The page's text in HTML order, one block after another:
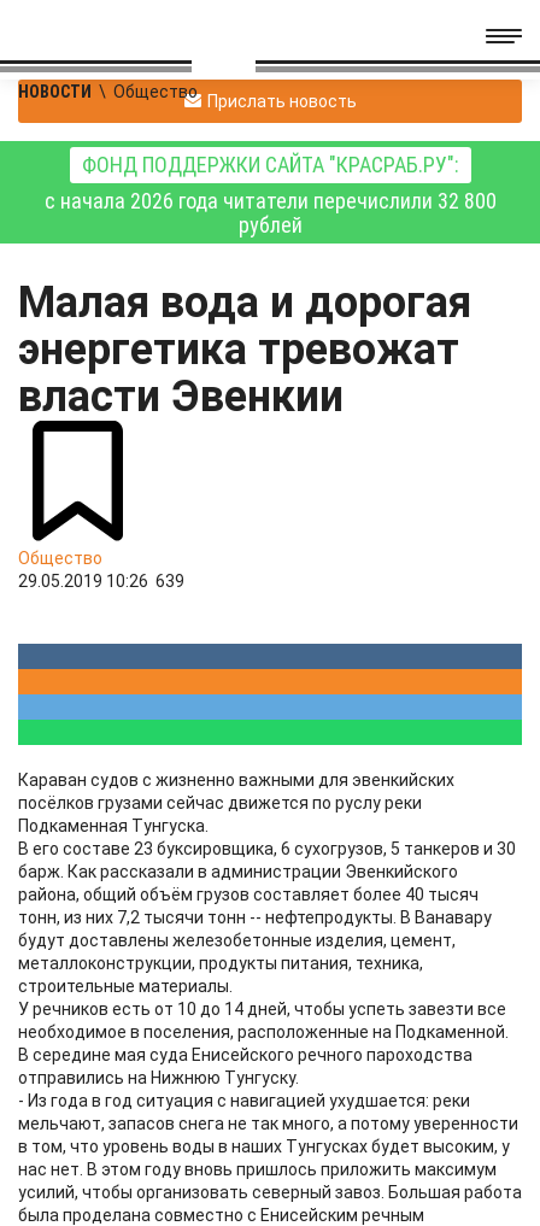
НОВОСТИ \ Общество Прислать новость
ФОНД ПОДДЕРЖКИ САЙТА "КРАСРАБ.РУ":
с начала 2026 года читатели перечислили 32 800
рублей
Малая вода и дорогая
энергетика тревожат
власти Эвенкии
Общество
29.05.2019 10:26 639
Караван судов с жизненно важными для эвенкийских
посёлков грузами сейчас движется по руслу реки
Подкаменная Тунгуска.
В его составе 23 буксировщика, 6 сухогрузов, 5 танкеров и 30
барж. Как рассказали в администрации Эвенкийского
района, общий объём грузов составляет более 40 тысяч
тонн, из них 7,2 тысячи тонн -- нефтепродукты. В Ванавару
будут доставлены железобетонные изделия, цемент,
металлоконструкции, продукты питания, техника,
строительные материалы.
У речников есть от 10 до 14 дней, чтобы успеть завезти все
необходимое в поселения, расположенные на Подкаменной.
В середине мая суда Енисейского речного пароходства
отправились на Нижнюю Тунгуску.
- Из года в год ситуация с навигацией ухудшается: реки
мельчают, запасов снега не так много, а потому уверенности
в том, что уровень воды в наших Тунгусках будет высоким, у
нас нет. В этом году вновь пришлось приложить максимум
усилий, чтобы организовать северный завоз. Большая работа
была проделана совместно с Енисейским речным